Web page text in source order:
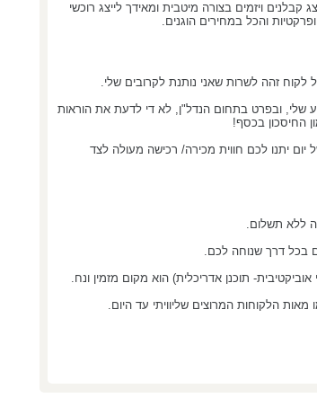
קבלנים ויזמים בצורה מיטבית ומאידך לייצג רוכשי
והכל במחירים הוגנים.
לקוח זהה לשרות שאני נותנת לקרובים שלי.
שלי, ובפרט בתחום הנדל"ן, לא די לדעת את הוראות
החיסכון בכסף!
יתנו לכם חווית מכירה/ רכישה מעולה לצד
ללא תשלום.
בכל דרך שנוחה לכם.
תוכנן אדריכלית) הוא מקום מזמין ונח.
הלקוחות המרוצים שליוויתי עד היום.